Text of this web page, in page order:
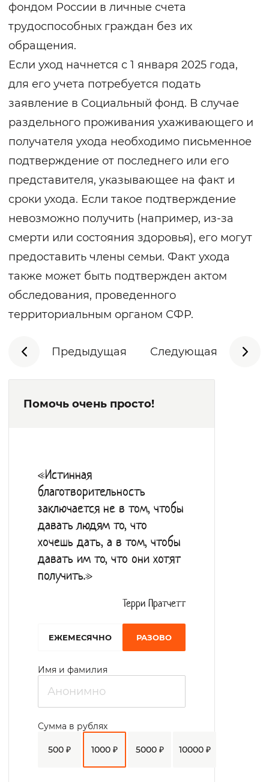
фондом России в личные счета
трудоспособных граждан без их
обращения.
Если уход начнется с 1 января 2025 года,
для его учета потребуется подать
заявление в Социальный фонд. В случае
раздельного проживания ухаживающего и
получателя ухода необходимо письменное
подтверждение от последнего или его
представителя, указывающее на факт и
сроки ухода. Если такое подтверждение
невозможно получить (например, из-за
смерти или состояния здоровья), его могут
предоставить члены семьи. Факт ухода
также может быть подтвержден актом
обследования, проведенного
территориальным органом СФР.
Предыдущая Следующая
Помочь очень просто!
«Истинная
благотворительность
заключается не в том, чтобы
давать людям то, что
хочешь дать, а в том, чтобы
давать им то, что они хотят
получить.»
Терри Пратчетт
EЖЕМЕСЯЧНО РАЗОВО
Имя и фамилия
500 ₽ 1000 ₽ 5000 ₽ 10000 ₽
Сумма в рублях